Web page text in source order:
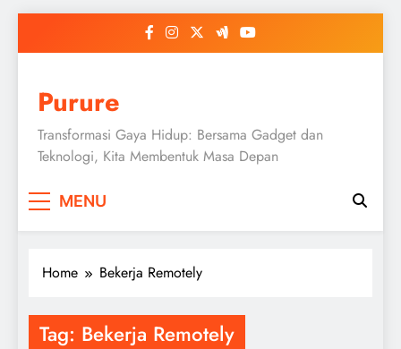
Purure
Transformasi Gaya Hidup: Bersama Gadget dan
Teknologi, Kita Membentuk Masa Depan
MENU
Home Bekerja Remotely
Tag: Bekerja Remotely